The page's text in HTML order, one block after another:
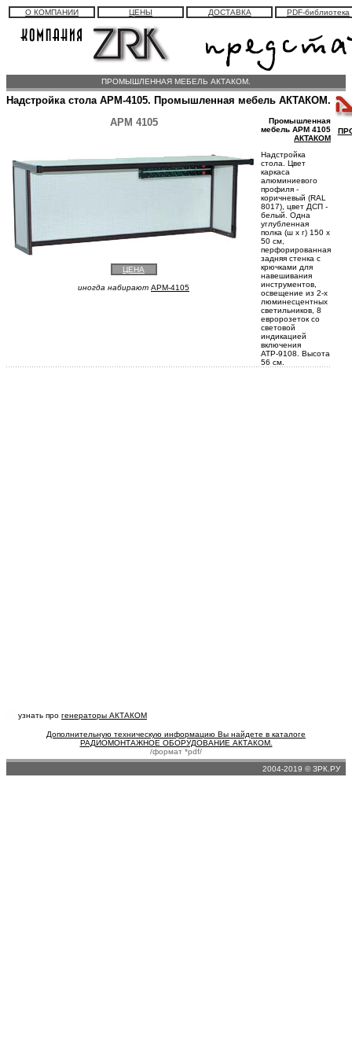
О КОМПАНИИ ЦЕНЫ ДОСТАВКА PDF-библиотека
ПРОМЫШЛЕННАЯ МЕБЕЛЬ АКТАКОМ.
Надстройка стола АРМ-4105. Промышленная мебель АКТАКОМ.
АРМ 4105
Промышленная
мебель АРМ 4105
АКТАКОМ
Надстройка
стола. Цвет
каркаса
алюминиевого
профиля -
коричневый (RAL
8017), цвет ДСП -
белый. Одна
углубленная
полка (ш х г) 150 х
50 см,
перфорированная
задняя стенка с
крючками для
навешивания
инструментов,
освещение из 2-х
люминесцентных
светильников, 8
евророзеток со
световой
индикацией
включения
АТР-9108. Высота
56 см.
ЦЕНА
иногда набирают APM-4105
узнать про генераторы АКТАКОМ
Дополнительную техническую информацию Вы найдете в каталоге
РАДИОМОНТАЖНОЕ ОБОРУДОВАНИЕ АКТАКОМ.
/формат *pdf/
2004-2019 © ЗРК.РУ